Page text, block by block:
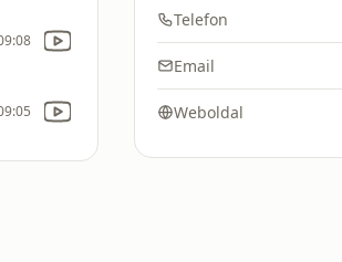
Telefon
Email
Weboldal